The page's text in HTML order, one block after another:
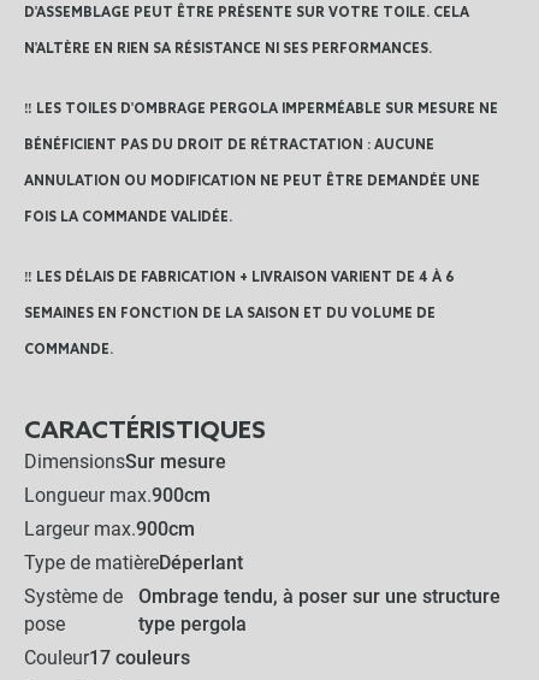
AJOUTER L'ENSEMBLE AU
PANIER
D'ASSEMBLAGE PEUT ÊTRE PRÉSENTE SUR VOTRE TOILE. CELA
N'ALTÈRE EN RIEN SA RÉSISTANCE NI SES PERFORMANCES.
‼️ LES TOILES D'OMBRAGE PERGOLA IMPERMÉABLE SUR MESURE NE
BÉNÉFICIENT PAS DU DROIT DE RÉTRACTATION : AUCUNE
ANNULATION OU MODIFICATION NE PEUT ÊTRE DEMANDÉE UNE
FOIS LA COMMANDE VALIDÉE.
‼️ LES DÉLAIS DE FABRICATION + LIVRAISON VARIENT DE 4 À 6
SEMAINES EN FONCTION DE LA SAISON ET DU VOLUME DE
COMMANDE.
CARACTÉRISTIQUES
DimensionsSur mesure
Longueur max.900cm
Largeur max.900cm
Type de matièreDéperlant
Système de
pose
Ombrage tendu, à poser sur une structure
type pergola
Couleur17 couleurs